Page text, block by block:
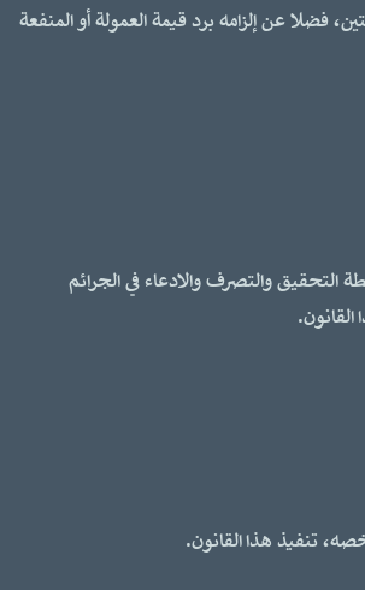
فضلا عن إلزامه برد قيمة العمولة أو المنفعة
التحقيق والتصرف والادعاء في الجرائم
تنفيذ هذا القانون.